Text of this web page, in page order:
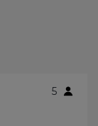
5